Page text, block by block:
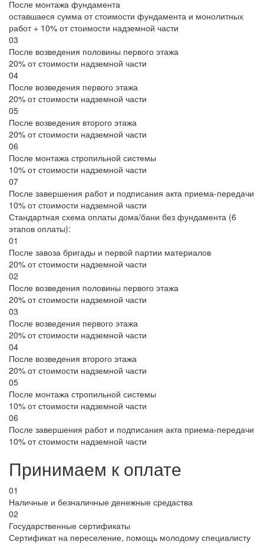
После монтажа фундамента
оставшаеся сумма от стоимости фундамента и монолитных
работ + 10% от стоимости надземной части
03
После возведения половины первого этажа
20% от стоимости надземной части
04
После возведения первого этажа
20% от стоимости надземной части
05
После возведения второго этажа
20% от стоимости надземной части
06
После монтажа стропильной системы
10% от стоимости надземной части
07
После завершения работ и подписания акта приема-передачи
10% от стоимости надземной части
Стандартная схема оплаты дома/бани без фундамента (6
этапов оплаты):
01
После завоза бригады и первой партии материалов
20% от стоимости надземной части
02
После возведения половины первого этажа
20% от стоимости надземной части
03
После возведения первого этажа
20% от стоимости надземной части
04
После возведения второго этажа
20% от стоимости надземной части
05
После монтажа стропильной системы
10% от стоимости надземной части
06
После завершения работ и подписания акта приема-передачи
10% от стоимости надземной части
Принимаем к оплате
01
Наличные и безналичные денежные средаства
02
Государственные сертификаты
Сертификат на переселение, помощь молодому специалисту